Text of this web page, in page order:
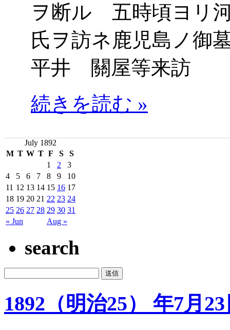
ヲ断ル 五時頃ヨリ
氏ヲ訪ネ鹿児島ノ
平井 關屋等来訪
続きを読む »
July 1892
M T W T F S S
« Jun Aug »
1 2
3
4
5 6 7 8 9
10
11 12 13 14 15 16 17
18 19 20 21 22 23 24
25 26 27 28 29 30 31
search
1892（明治25） 年7月